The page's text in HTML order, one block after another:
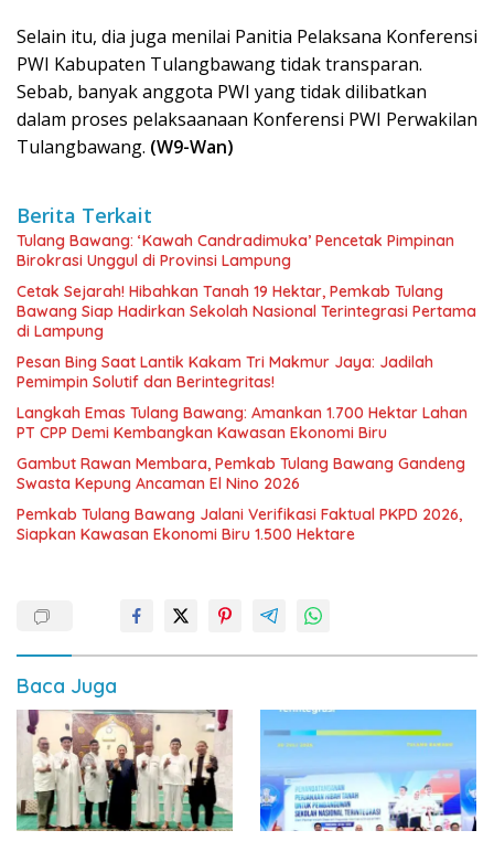
Selain itu, dia juga menilai Panitia Pelaksana Konferensi
PWI Kabupaten Tulangbawang tidak transparan.
Sebab, banyak anggota PWI yang tidak dilibatkan
dalam proses pelaksaanaan Konferensi PWI Perwakilan
Tulangbawang. (W9-Wan)
Berita Terkait
Tulang Bawang: ‘Kawah Candradimuka’ Pencetak Pimpinan
Birokrasi Unggul di Provinsi Lampung
Cetak Sejarah! Hibahkan Tanah 19 Hektar, Pemkab Tulang
Bawang Siap Hadirkan Sekolah Nasional Terintegrasi Pertama
di Lampung
Pesan Bing Saat Lantik Kakam Tri Makmur Jaya: Jadilah
Pemimpin Solutif dan Berintegritas!
Langkah Emas Tulang Bawang: Amankan 1.700 Hektar Lahan
PT CPP Demi Kembangkan Kawasan Ekonomi Biru
Gambut Rawan Membara, Pemkab Tulang Bawang Gandeng
Swasta Kepung Ancaman El Nino 2026
Pemkab Tulang Bawang Jalani Verifikasi Faktual PKPD 2026,
Siapkan Kawasan Ekonomi Biru 1.500 Hektare
Baca Juga